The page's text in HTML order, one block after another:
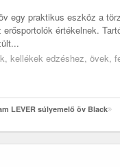
egy praktikus eszköz a
értékelnek.
kellékek edzéshez, övek,
LEVER súlyemelő öv Black